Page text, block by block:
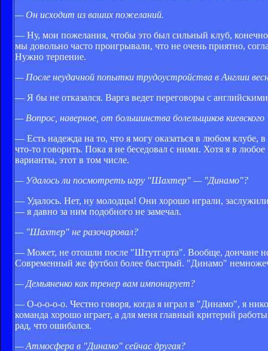
— Он исходит из ваших пожеланий.
— Ну, мои пожелания, чтобы это был сильный клуб,
мы довольно часто проигрывали, что не очень приятно,
Нужно терпение.
— После неудачной попытки трудоустройства в Англии
— Я бы не отказался. Варга ведет переговоры с
— Вопрос, наверное, от большинства болельщиков
— Есть надежда на то, что я могу оказаться в любом
что-то говорить. Пока я не беседовал с ними. Хотя я в
варианты, этот в том числе.
— Удалось ли посмотреть игру "Шахтер" — "Динамо"?
— Удалось. Нет, ну молодцы! Они хорошо играли,
— я давно за ним подобного не замечал.
— "Шахтер" не разочаровал?
— Может, не отошли после "Штутгарта". Вообще, дончане
Современный же футбол более быстрый. "Динамо"
— Демьяненко как тренер вам импонирует?
— О-о-о-о-о. Честно говоря, когда я играл в "Динамо", я
команда хорошо играет, а для меня главный критерий
рад, что ошибался.
— Атмосфера в "Динамо" сейчас другая?